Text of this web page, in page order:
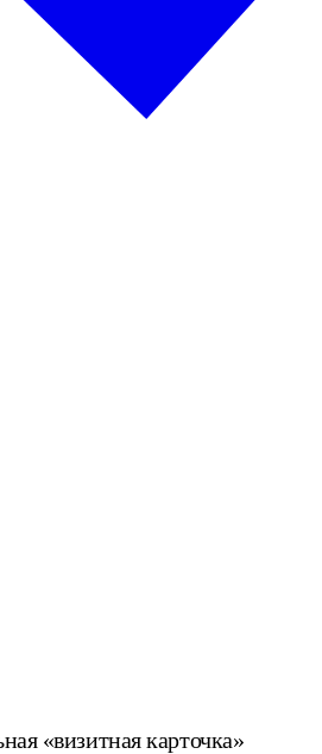
«визитная карточка»